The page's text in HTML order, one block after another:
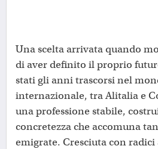
Una scelta arrivata quando
di aver definito il proprio
stati gli anni trascorsi nel
internazionale, tra Alitalia e
una professione stabile,
concretezza che accomuna
emigrate. Cresciuta con radici